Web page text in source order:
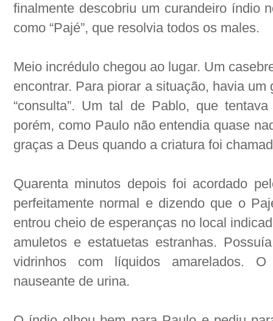
finalmente descobriu um curandeiro índio
como “Pajé”, que resolvia todos os males.
Meio incrédulo chegou ao lugar. Um
encontrar. Para piorar a situação, havia
“consulta”. Um tal de Pablo, que
porém, como Paulo não entendia quase
graças a Deus quando a criatura foi
Quarenta minutos depois foi acordado
perfeitamente normal e dizendo que o
entrou cheio de esperanças no local
amuletos e estatuetas estranhas.
vidrinhos com líquidos amarelados.
nauseante de urina.